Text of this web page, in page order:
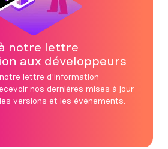
notre lettre
aux développeurs
lettre d'information
nos dernières mises à jour
versions et les événements.